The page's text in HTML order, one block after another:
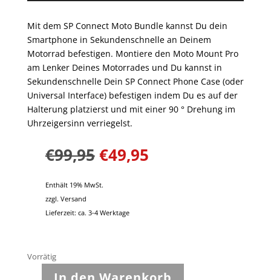
Mit dem SP Connect Moto Bundle kannst Du dein
Smartphone in Sekundenschnelle an Deinem
Motorrad befestigen. Montiere den Moto Mount Pro
am Lenker Deines Motorrades und Du kannst in
Sekundenschnelle Dein SP Connect Phone Case (oder
Universal Interface) befestigen indem Du es auf der
Halterung platzierst und mit einer 90 ° Drehung im
Uhrzeigersinn verriegelst.
€99,95 Ursprünglicher
Preis
war:
€49,95Aktueller
Enthält 19% MwSt.
zzgl. Versand
Lieferzeit: ca. 3-4 Werktage
Vorrätig